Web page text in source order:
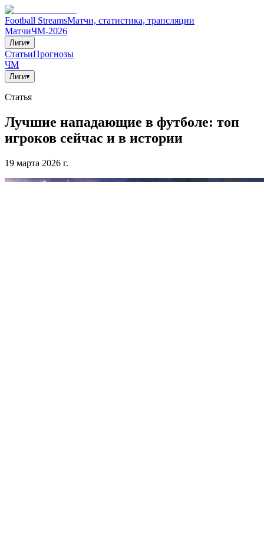
Football StreamsМатчи, статистика, трансляции
МатчиЧМ-2026
Лиги▾
СтатьиПрогнозы
ЧМ
Лиги▾
Статья
Лучшие нападающие в футболе: топ
игроков сейчас и в истории
19 марта 2026 г.